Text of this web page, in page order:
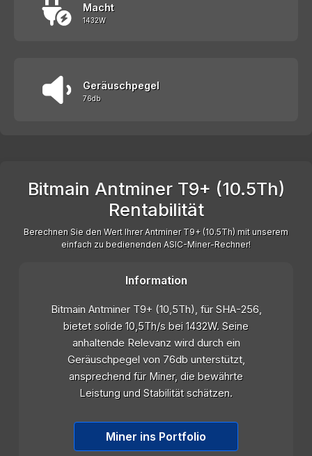
Macht
1432W
Geräuschpegel
76db
Bitmain Antminer T9+ (10.5Th)
Rentabilität
Berechnen Sie den Wert Ihrer Antminer T9+ (10.5Th) mit unserem
einfach zu bedienenden ASIC-Miner-Rechner!
Information
Bitmain Antminer T9+ (10,5Th), für SHA-256,
bietet solide 10,5Th/s bei 1432W. Seine
anhaltende Relevanz wird durch ein
Geräuschpegel von 76db unterstützt,
ansprechend für Miner, die bewährte
Leistung und Stabilität schätzen.
Miner ins Portfolio